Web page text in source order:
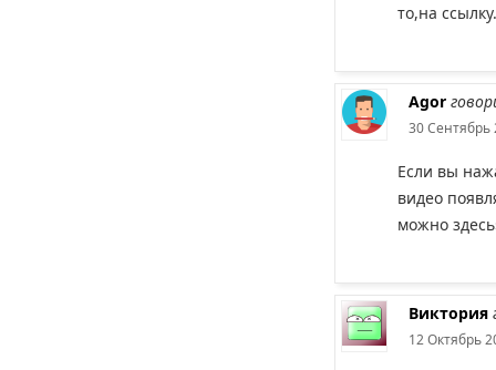
то,на
Agor
30 Сентябрь
Если вы
видео
можно
Виктория
12 Октябрь